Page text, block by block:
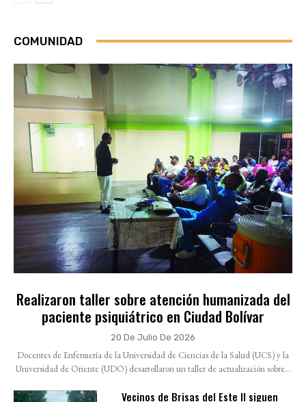
COMUNIDAD
Realizaron taller sobre atención humanizada del
paciente psiquiátrico en Ciudad Bolívar
20 De Julio De 2026
Docentes de Enfermería de la Universidad de Ciencias de la Salud (UCS) y la
Universidad de Oriente (UDO) desarrollaron un taller de actualización sobre...
Vecinos de Brisas del Este II siguen